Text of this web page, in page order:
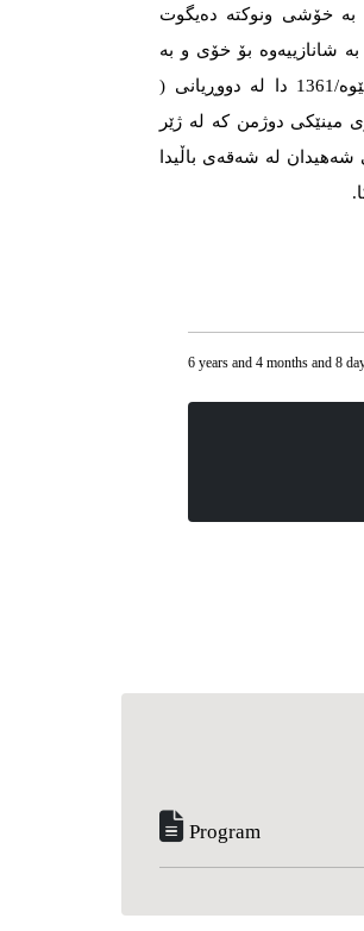
بە خۆشی ونوکتە دەیگوت
شانازییەوە بۆ خۆی و بە
داخەوە بۆ هەموو هاوسەنگەرانی لە ڕۆژی 16/خاکەلێوە/1361 دا لە دووڕیانی (
مینێکی دوژمن کە لە ژێر
شەهیدان لە شەقەی باڵیدا
6 years and 4 months and 8
Program